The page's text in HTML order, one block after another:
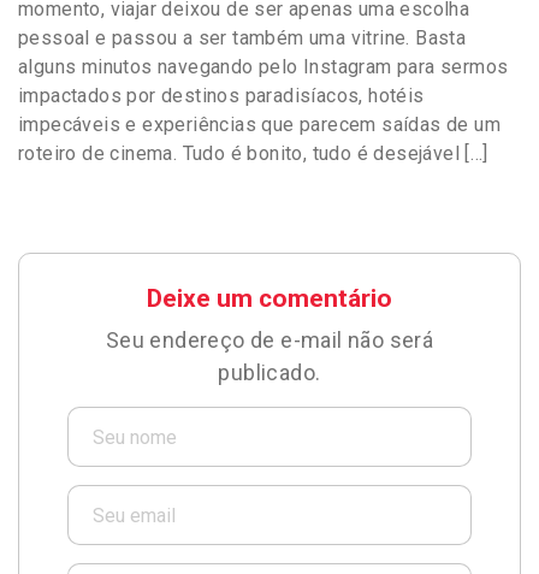
momento, viajar deixou de ser apenas uma escolha
pessoal e passou a ser também uma vitrine. Basta
alguns minutos navegando pelo Instagram para sermos
impactados por destinos paradisíacos, hotéis
impecáveis e experiências que parecem saídas de um
roteiro de cinema. Tudo é bonito, tudo é desejável […]
Deixe um comentário
Seu endereço de e-mail não será
publicado.